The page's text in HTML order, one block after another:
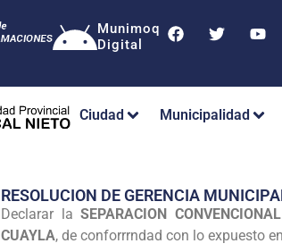
Munimoq
Digital
Ciudad Municipalidad
RESOLUCION DE GERENCIA
Declarar la SEPARACION CONVENCIONAL
CUAYLA, de conforrrndad con lo expuesto